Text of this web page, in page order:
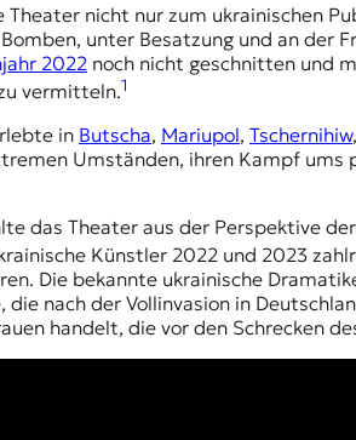
nicht nur zum ukrainischen
unter Besatzung und an
2022 noch nicht geschnitten und
vermitteln.1
in Butscha, Mariupol, Tschernihiw,
Umständen, ihren Kampf ums
das Theater aus der Perspektive
Künstler 2022 und 2023
Die bekannte ukrainische
nach der Vollinvasion in
handelt, die vor den Schrecken